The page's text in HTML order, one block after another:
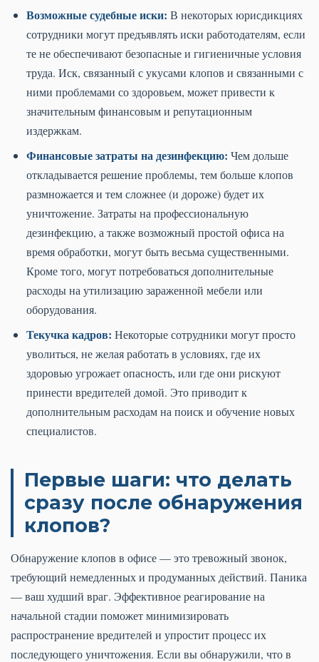
Возможные судебные иски: В некоторых юрисдикциях
сотрудники могут предъявлять иски работодателям, если
те не обеспечивают безопасные и гигиеничные условия
труда. Иск, связанный с укусами клопов и связанными с
ними проблемами со здоровьем, может привести к
значительным финансовым и репутационным
издержкам.
Финансовые затраты на дезинфекцию: Чем дольше
откладывается решение проблемы, тем больше клопов
размножается и тем сложнее (и дороже) будет их
уничтожение. Затраты на профессиональную
дезинфекцию, а также возможный простой офиса на
время обработки, могут быть весьма существенными.
Кроме того, могут потребоваться дополнительные
расходы на утилизацию зараженной мебели или
оборудования.
Текучка кадров: Некоторые сотрудники могут просто
уволиться, не желая работать в условиях, где их
здоровью угрожает опасность, или где они рискуют
принести вредителей домой. Это приводит к
дополнительным расходам на поиск и обучение новых
специалистов.
Первые шаги: что делать
сразу после обнаружения
клопов?
Обнаружение клопов в офисе — это тревожный звонок,
требующий немедленных и продуманных действий. Паника
— ваш худший враг. Эффективное реагирование на
начальной стадии поможет минимизировать
распространение вредителей и упростит процесс их
последующего уничтожения. Если вы обнаружили, что в